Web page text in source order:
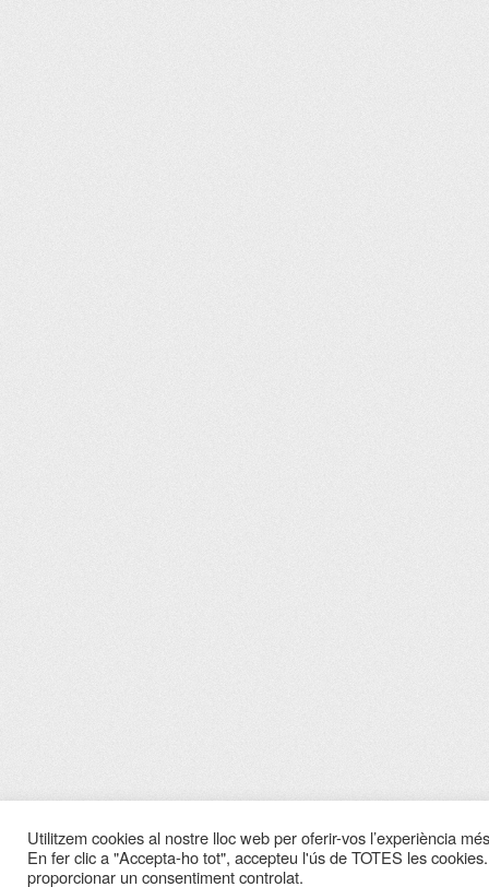
Utilitzem cookies al nostre lloc web per oferir-vos l’experiència
En fer clic a "Accepta-ho tot", accepteu l'ús de TOTES les
proporcionar un consentiment controlat.